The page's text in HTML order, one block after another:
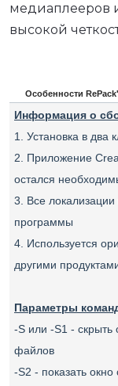
медиаплееров
высокой
Особенности
Информация о
1. Установка в два
2. Приложение
остался
3. Все
программы
4. Используется
другими
Параметры
-S или -S1 - скрыть
файлов
-S2 - показать